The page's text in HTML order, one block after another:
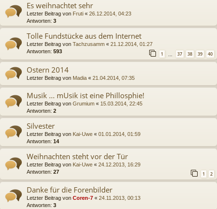
Es weihnachtet sehr
Letzter Beitrag von Fruti « 26.12.2014, 04:23
Antworten: 3
Tolle Fundstücke aus dem Internet
Letzter Beitrag von Tachzusamm « 21.12.2014, 01:27
Antworten: 593 1 37 38 39 40
Ostern 2014
Letzter Beitrag von Madia « 21.04.2014, 07:35
Musik ... mUsik ist eine Phillosphie!
Letzter Beitrag von Grumium « 15.03.2014, 22:45
Antworten: 2
Silvester
Letzter Beitrag von Kai-Uwe « 01.01.2014, 01:59
Antworten: 14
Weihnachten steht vor der Tür
Letzter Beitrag von Kai-Uwe « 24.12.2013, 16:29
Antworten: 27 1 2
Danke für die Forenbilder
Letzter Beitrag von Coren-7 « 24.11.2013, 00:13
Antworten: 3